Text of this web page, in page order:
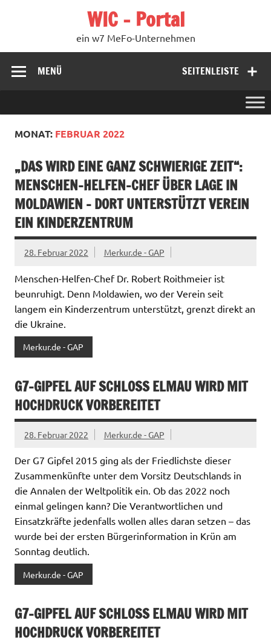
WIC – Portal
ein w7 MeFo-Unternehmen
SEITENLEISTE
MENÜ
MONAT: FEBRUAR 2022
„DAS WIRD EINE GANZ SCHWIERIGE ZEIT“:
MENSCHEN-HELFEN-CHEF ÜBER LAGE IN
MOLDAWIEN – DORT UNTERSTÜTZT VEREIN
EIN KINDERZENTRUM
28. Februar 2022 Merkur.de - GAP
Menschen-Helfen-Chef Dr. Robert Roithmeier ist
beunruhigt. Denn Moldawien, wo der Verein seit
langem ein Kinderzentrum unterstützt, grenzt direkt an
die Ukraine.
Merkur.de - GAP
G7-GIPFEL AUF SCHLOSS ELMAU WIRD MIT
HOCHDRUCK VORBEREITET
28. Februar 2022 Merkur.de - GAP
Der G7 Gipfel 2015 ging als der Friedlichste dieser
Zusammenkünfte unter dem Vorsitz Deutschlands in
die Annalen der Weltpolitik ein. Ob das 2022 noch
einmal gelingen kann? Die Verantwortlichen und
Einsatzkräfte jedenfalls wollen alles daran setzen – das
wurde bei der ersten Bürgerinformation in Krün am
Sonntag deutlich.
Merkur.de - GAP
G7-GIPFEL AUF SCHLOSS ELMAU WIRD MIT
HOCHDRUCK VORBEREITET